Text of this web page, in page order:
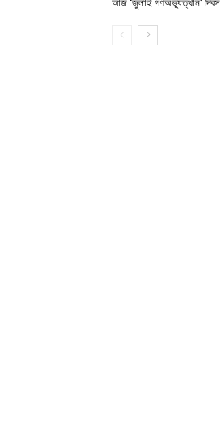
আজ ‘জুলাই গণঅভ্যুত্থান’ দিবস